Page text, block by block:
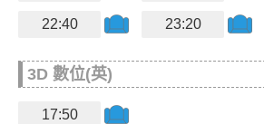
22:40 23:20
3D 數位(英)
17:50